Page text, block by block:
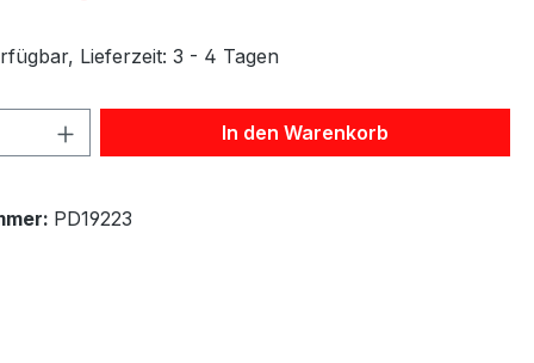
Lieferzeit: 3 - 4 Tagen
Anzahl: Gib den gewünschten Wert
In den Warenkorb
PD19223